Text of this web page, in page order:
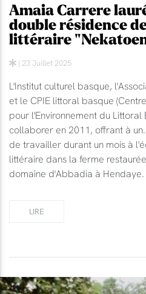
Amaia Carrere
double résidence
littéraire
| 23 Juillet 2025
L'Institut culturel basque,
et le CPIE littoral basque
pour l'Environnement du Littoral
collaborer en 2011, offrant à
de travailler durant un mois à
littéraire dans la ferme
domaine d'Abbadia à Hendaye.
LIRE